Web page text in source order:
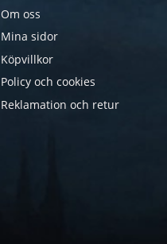
Om oss
Mina sidor
Köpvillkor
Policy och cookies
Reklamation och retur